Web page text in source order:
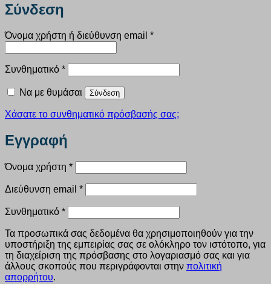
Σύνδεση
Όνομα χρήστη ή διεύθυνση email *Απαιτείται
Συνθηματικό *Απαιτείται
Να με θυμάσαι Σύνδεση
Χάσατε το συνθηματικό πρόσβασής σας;
Εγγραφή
Όνομα χρήστη *Απαιτείται
Διεύθυνση email *Απαιτείται
Συνθηματικό *Απαιτείται
Τα προσωπικά σας δεδομένα θα χρησιμοποιηθούν για την
υποστήριξη της εμπειρίας σας σε ολόκληρο τον ιστότοπο, για
τη διαχείριση της πρόσβασης στο λογαριασμό σας και για
άλλους σκοπούς που περιγράφονται στην πολιτική
απορρήτου.